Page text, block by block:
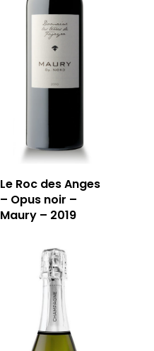
Le Roc des Anges
– Opus noir –
Maury – 2019